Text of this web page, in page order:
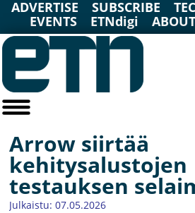
ADVERTISE SUBSCRIBE
EVENTS
ETNdigi
Arrow siirtää
kehitysalustojen
testauksen
Julkaistu: 07.05.2026